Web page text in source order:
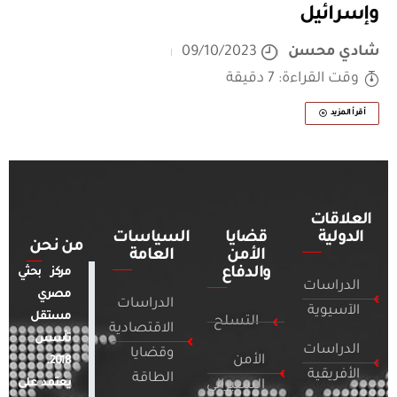
وإسرائيل
شادي محسن
09/10/2023
وقت القراءة: 7 دقيقة
أقرأ المزيد
العلاقات
الدولية
الدراسات
الآسيوية
الدراسات
الأفريقية
قضايا
الأمن
والدفاع
التسلح
الأمن
السيبراني
السياسات
العامة
الدراسات
الاقتصادية
وقضايا
الطاقة
من نحن
مركز بحثي
مصري
مستقل
تأسس
2018.
يعتمد على